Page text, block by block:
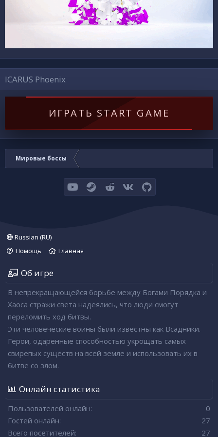
ICARUS Phoenix
ИГРАТЬ START GAME
Мировые боссы
youtubeSteamReddit VK GitHub
Russian (RU)
Помощь
Главная
Об игре
В непрекращающейся борьбе между Богами Порядка и
Хаоса стражи света надеялись, что люди смогут
переломить ход битвы.
Эти человеческие воины были известны как Всадники.
Герои, одаренные способностью укрощать самых
свирепых существ на всей земле и использовать их в
битве со злом.
Онлайн статистика
Пользователей онлайн
0
Гостей онлайн
27
Всего посетителей
27